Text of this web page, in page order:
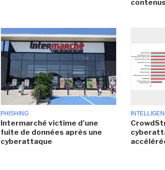
PHISHING
Intermarché victime d'une
fuite de données après une
cyberattaque